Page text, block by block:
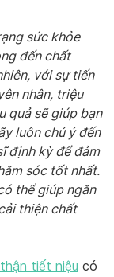
sức khỏe
đến chất
với sự tiến
nhân, triệu
quả sẽ giúp bạn
luôn chú ý đến
định kỳ để đảm
sóc tốt nhất.
thể giúp ngăn
thiện chất
tiết niệu có